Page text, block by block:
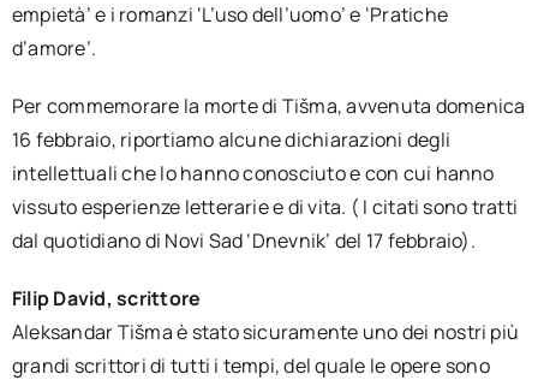
empietà’ e i romanzi ‘L’uso dell’uomo’ e ‘Pratiche
d’amore’.
Per commemorare la morte di Tišma, avvenuta domenica
16 febbraio, riportiamo alcune dichiarazioni degli
intellettuali che lo hanno conosciuto e con cui hanno
vissuto esperienze letterarie e di vita. ( I citati sono tratti
dal quotidiano di Novi Sad ‘Dnevnik’ del 17 febbraio).
Filip David, scrittore
Aleksandar Tišma è stato sicuramente uno dei nostri più
grandi scrittori di tutti i tempi, del quale le opere sono